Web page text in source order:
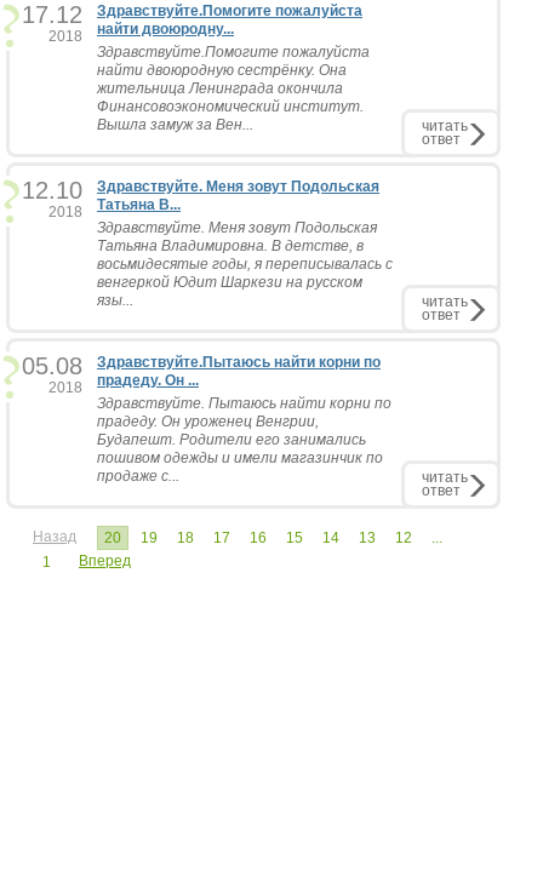
17.12
2018
Здравствуйте.Помогите пожалуйста
найти двоюродну...
Здравствуйте.Помогите пожалуйста
найти двоюродную сестрёнку. Она
жительница Ленинграда окончила
Финансовоэкономический институт.
Вышла замуж за Вен...
читать
ответ
12.10
2018
Здравствуйте. Меня зовут Подольская
Татьяна В...
Здравствуйте. Меня зовут Подольская
Татьяна Владимировна. В детстве, в
восьмидесятые годы, я переписывалась с
венгеркой Юдит Шаркези на русском
язы...
читать
ответ
05.08
2018
Здравствуйте.Пытаюсь найти корни по
прадеду. Он ...
Здравствуйте. Пытаюсь найти корни по
прадеду. Он уроженец Венгрии,
Будапешт. Родители его занимались
пошивом одежды и имели магазинчик по
продаже с...
читать
ответ
Назад 20 19 18 17 16 15 14 13 12
...
1
Вперед